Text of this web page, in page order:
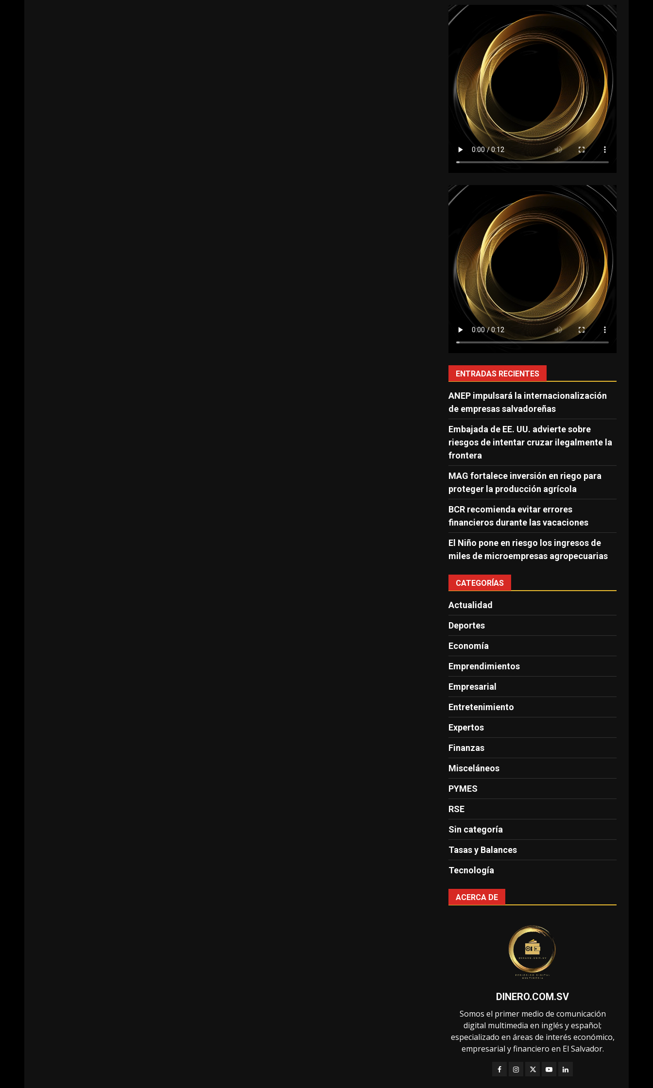
ENTRADAS RECIENTES
ANEP impulsará la internacionalización
de empresas salvadoreñas
Embajada de EE. UU. advierte sobre
riesgos de intentar cruzar ilegalmente la
frontera
MAG fortalece inversión en riego para
proteger la producción agrícola
BCR recomienda evitar errores
financieros durante las vacaciones
El Niño pone en riesgo los ingresos de
miles de microempresas agropecuarias
CATEGORÍAS
Actualidad
Deportes
Economía
Emprendimientos
Empresarial
Entretenimiento
Expertos
Finanzas
Misceláneos
PYMES
RSE
Sin categoría
Tasas y Balances
Tecnología
ACERCA DE
DINERO.COM.SV
Somos el primer medio de comunicación
digital multimedia en inglés y español;
especializado en áreas de interés económico,
empresarial y financiero en El Salvador.